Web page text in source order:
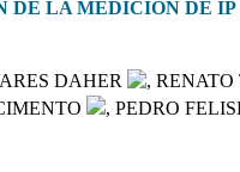
DE LA MEDICIÓN DE
DAHER ,
, PEDRO